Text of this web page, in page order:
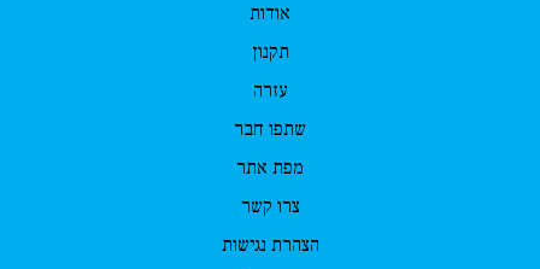
אודות
תקנון
עזרה
שתפו חבר
מפת אתר
צרו קשר
הצהרת נגישות